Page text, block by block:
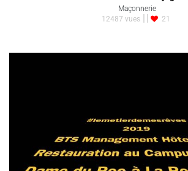
Maçonnerie
12487 vues
21